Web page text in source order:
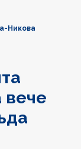
Никова
вече